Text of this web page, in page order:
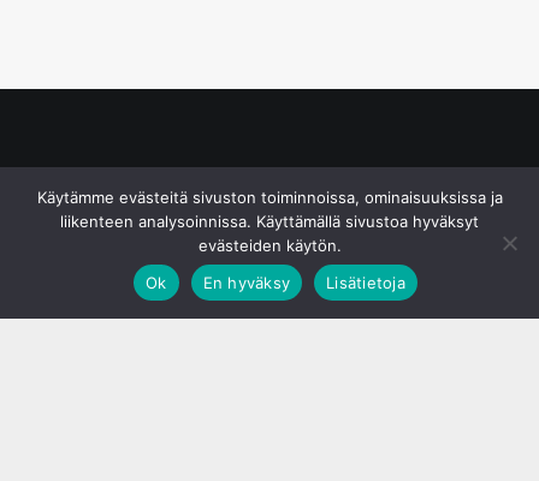
Käytämme evästeitä sivuston toiminnoissa, ominaisuuksissa ja
liikenteen analysoinnissa. Käyttämällä sivustoa hyväksyt
evästeiden käytön.
Ok
En hyväksy Lisätietoja